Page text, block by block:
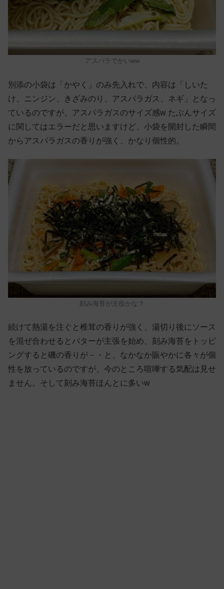
アスパラでかいww
別添の小袋は「かやく」のみ先入れで、内容は「しいた
け、ニンジン、きざみのり、アスパラガス、ネギ」となっ
ているのですが、アスパラガスのサイズ感w たぶんサイズ
に関してはエラーだと思いますけど、小袋を開封した瞬間
からアスパラガスの香りが強く、かなり個性的。
刻み海苔が主役かな？
続けて熱湯を注ぐと椎茸の香りが強く、湯切り後にソース
を混ぜ合わせるとバターが主張を始め、刻み海苔をトッピ
ングすると磯の香りが－・と、なかなか賑やかに各々が個
性を放っているのですが、今のところ喧嘩する気配は見せ
ません。そして刻み海苔ほんとに多いw